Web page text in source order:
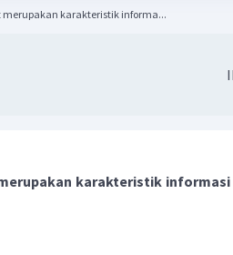
merupakan karakteristik informa...
karakteristik